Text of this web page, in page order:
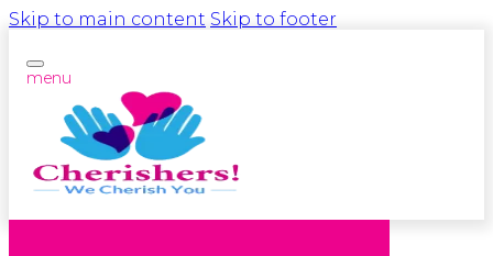
Skip to main content Skip to footer
menu